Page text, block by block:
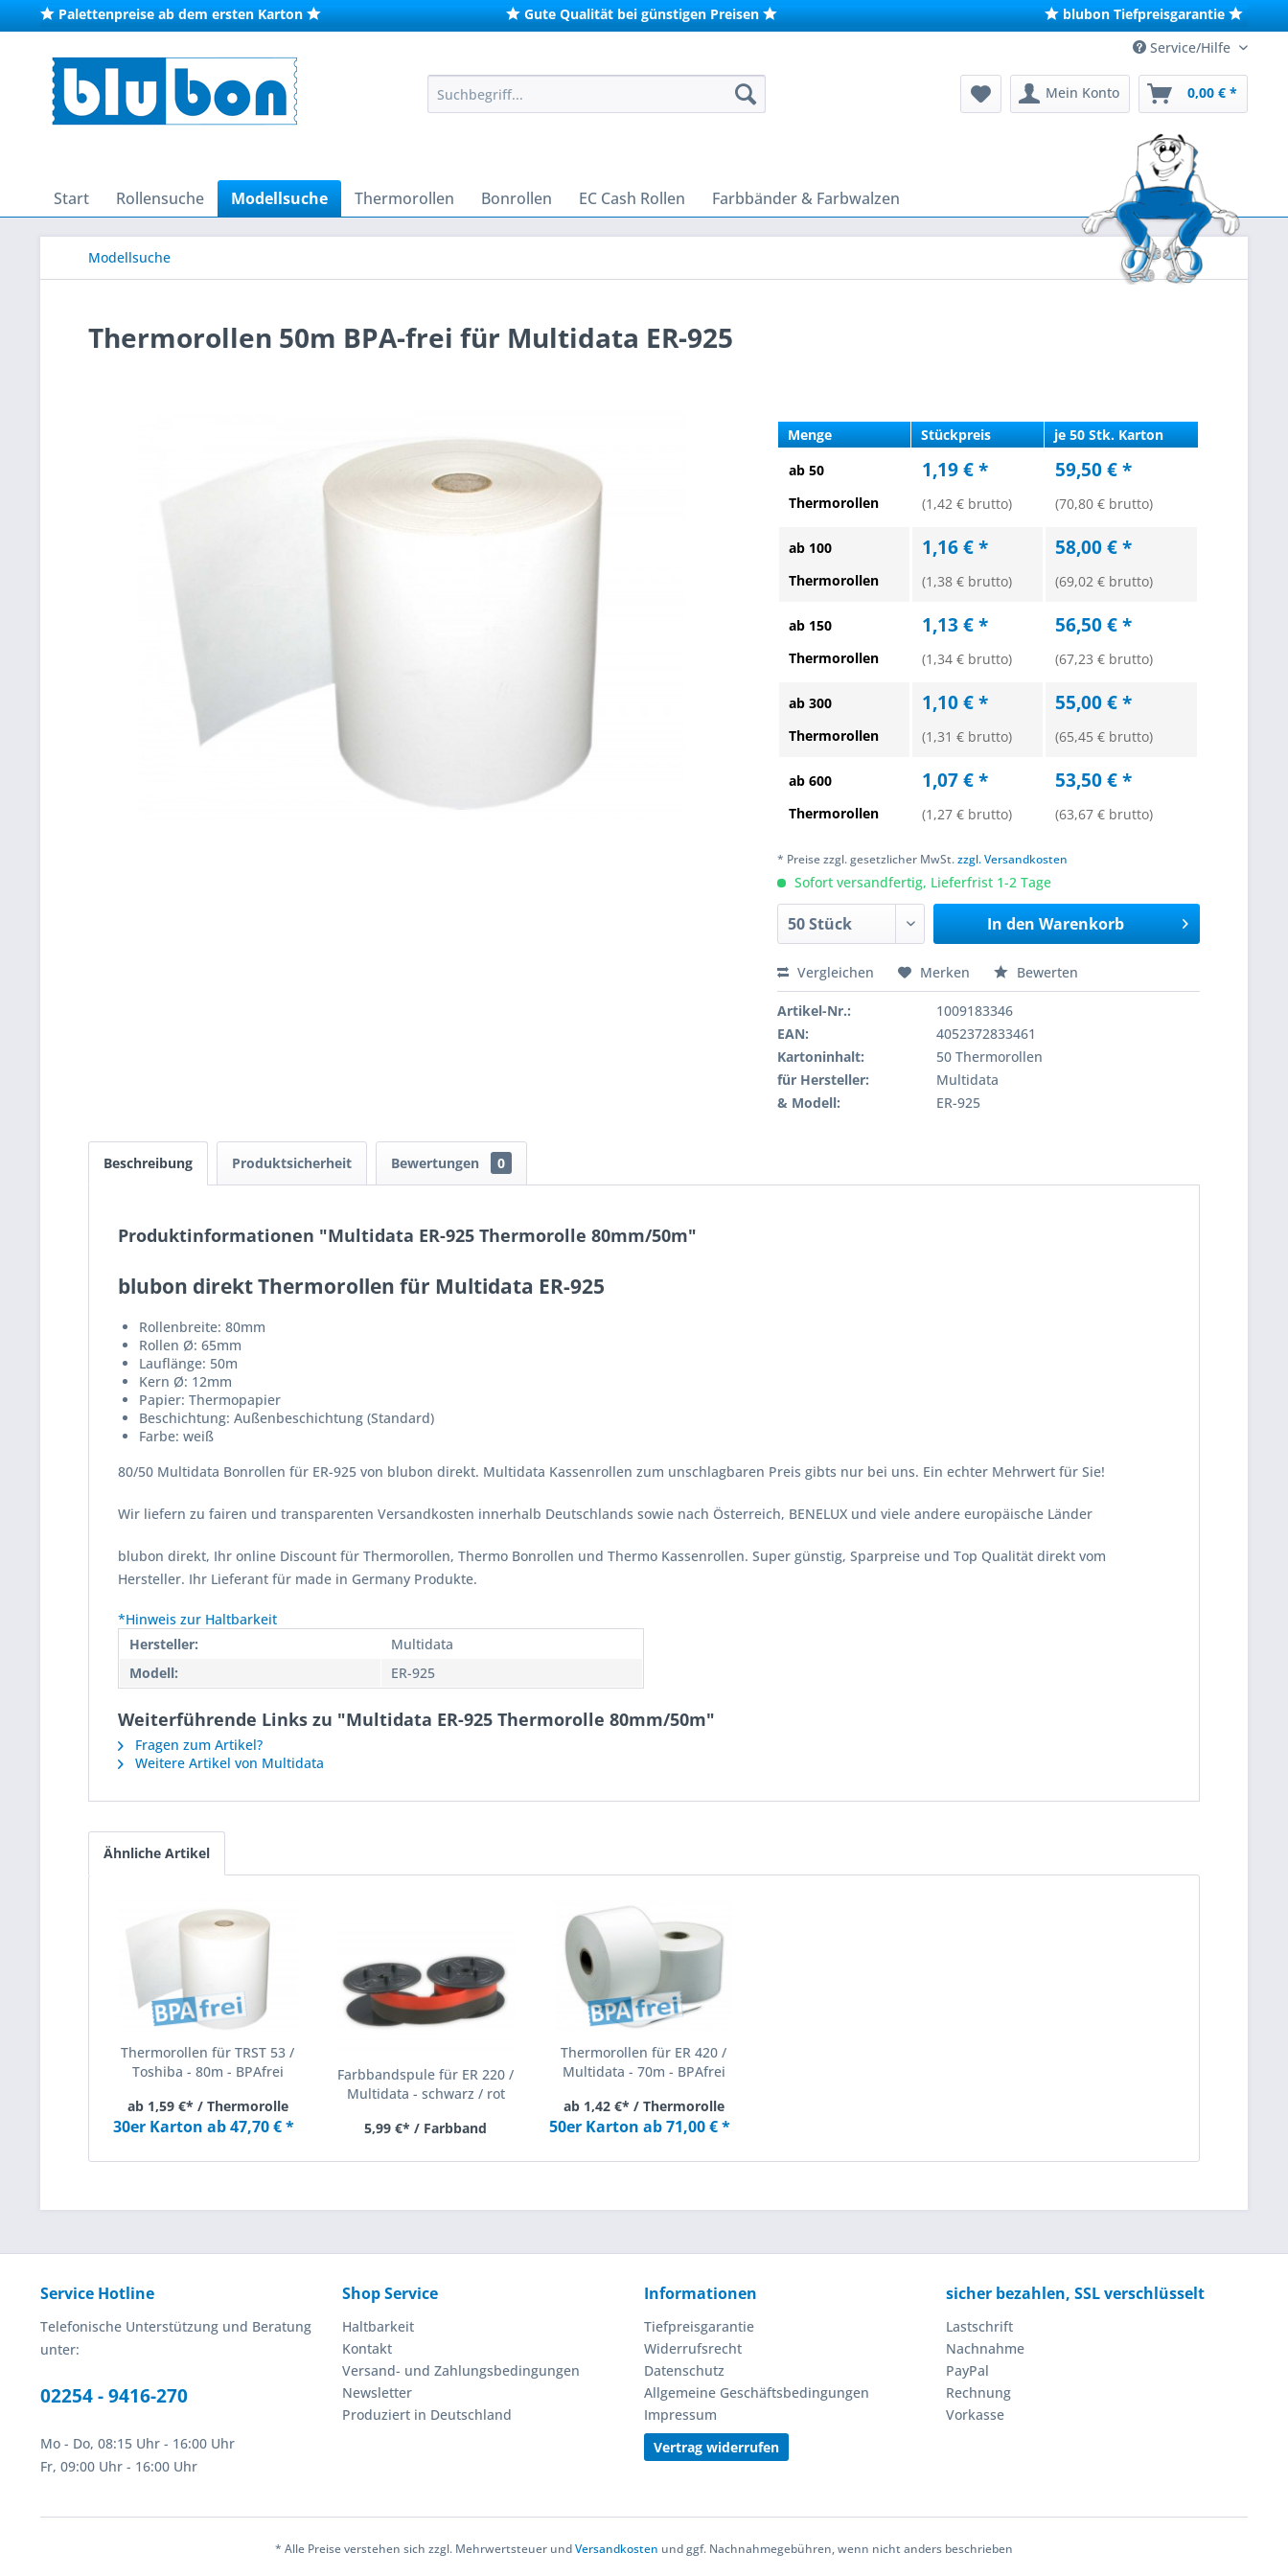
Palettenpreise ab dem ersten Karton Gute Qualität bei günstigen Preisen
blubon Tiefpreisgarantie
Service/Hilfe
Mein Konto 0,00 € *
Start Rollensuche Modellsuche Thermorollen Bonrollen EC Cash Rollen Farbbänder & Farbwalzen
Modellsuche
Thermorollen 50m BPA-frei für Multidata ER-925
Menge Stückpreis
je 50 Stk. Karton
ab 50
Thermorollen
1,19 € *
(1,42 € brutto)
59,50 € *
(70,80 € brutto)
ab 100
Thermorollen
1,16 € *
(1,38 € brutto)
58,00 € *
(69,02 € brutto)
ab 150
Thermorollen
1,13 € *
(1,34 € brutto)
56,50 € *
(67,23 € brutto)
ab 300
Thermorollen
1,10 € *
(1,31 € brutto)
55,00 € *
(65,45 € brutto)
ab 600
Thermorollen
1,07 € *
(1,27 € brutto)
53,50 € *
(63,67 € brutto)
* Preise zzgl. gesetzlicher MwSt.zzgl. Versandkosten
Sofort versandfertig, Lieferfrist 1-2 Tage
In den Warenkorb
Vergleichen Merken Bewerten
Artikel-Nr.:
1009183346
EAN:
4052372833461
Kartoninhalt:
50 Thermorollen
für Hersteller:
Multidata
& Modell:
ER-925
Beschreibung Produktsicherheit Bewertungen 0
Produktinformationen "Multidata ER-925 Thermorolle 80mm/50m"
blubon direkt Thermorollen für Multidata ER-925
Rollenbreite: 80mm
Rollen Ø: 65mm
Lauflänge: 50m
Kern Ø: 12mm
Papier: Thermopapier
Beschichtung: Außenbeschichtung (Standard)
Farbe: weiß
80/50 Multidata Bonrollen für ER-925 von blubon direkt. Multidata Kassenrollen zum unschlagbaren Preis gibts nur bei uns. Ein echter Mehrwert für Sie!
Wir liefern zu fairen und transparenten Versandkosten innerhalb Deutschlands sowie nach Österreich, BENELUX und viele andere europäische Länder
blubon direkt, Ihr online Discount für Thermorollen, Thermo Bonrollen und Thermo Kassenrollen. Super günstig, Sparpreise und Top Qualität direkt vom
Hersteller. Ihr Lieferant für made in Germany Produkte.
*Hinweis zur Haltbarkeit
Hersteller:
Multidata
Modell:
ER-925
Weiterführende Links zu "Multidata ER-925 Thermorolle 80mm/50m"
Fragen zum Artikel?
Weitere Artikel von Multidata
Ähnliche Artikel
Thermorollen für TRST 53 /
Toshiba - 80m - BPAfrei
ab 1,59 €* / Thermorolle
30er Karton ab 47,70 € *
Farbbandspule für ER 220 /
Multidata - schwarz / rot
5,99 €* / Farbband
Thermorollen für ER 420 /
Multidata - 70m - BPAfrei
ab 1,42 €* / Thermorolle
50er Karton ab 71,00 € *
Service Hotline
Telefonische Unterstützung und Beratung
unter:
02254 - 9416-270
Mo - Do, 08:15 Uhr - 16:00 Uhr
Fr, 09:00 Uhr - 16:00 Uhr
Shop Service
Haltbarkeit
Kontakt
Versand- und Zahlungsbedingungen
Newsletter
Produziert in Deutschland
Informationen
Tiefpreisgarantie
Widerrufsrecht
Datenschutz
Allgemeine Geschäftsbedingungen
Impressum
Vertrag widerrufen
sicher bezahlen, SSL verschlüsselt
Lastschrift
Nachnahme
PayPal
Rechnung
Vorkasse
* Alle Preise verstehen sich zzgl. Mehrwertsteuer undVersandkosten und ggf. Nachnahmegebühren, wenn nicht anders beschrieben